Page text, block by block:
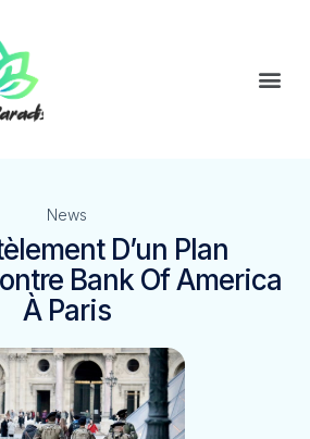
News
D’un Plan
Bank Of America
À Paris